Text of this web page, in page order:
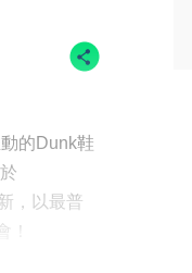
的Dunk鞋
，以最普
！